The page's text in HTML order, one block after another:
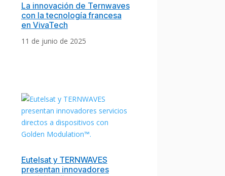
La innovación de Ternwaves
con la tecnología francesa
en VivaTech
11 de junio de 2025
Eutelsat y TERNWAVES
presentan innovadores